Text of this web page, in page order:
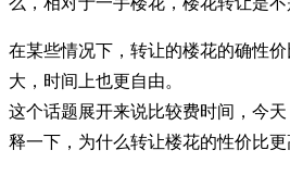
在某些情况下，转让的楼花的确性
大，时间上也更自由。
这个话题展开来说比较费时间，今
释一下，为什么转让楼花的性价比更